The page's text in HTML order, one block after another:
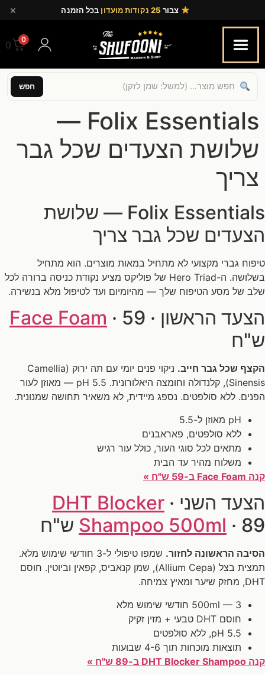
0
0.00
חפש
Folix Essentials —
שלושת הצעדים שכל גבר
צריך
Folix Essentials — שלושת
הצעדים שכל גבר צריך
טיפוח גברי מקצועי לא מתחיל במאות מוצרים. הוא מתחיל
בשלושה. ה-Hero Triad של פוליקס מציע נקודת כניסה ברורה לכל
שלב של מסע הטיפוח שלך — מהיומיום ועד לטיפול מלא בנשירה.
הצעד הראשון · Face Foam · 59
ש"ח
הקצף שכל גבר חייב.
ניקוי פנים יומי עם תה ירוק (Camellia
Sinensis), קלנדולה וחומצה היאלורונית. pH 5.5 — מאוזן לעור
הפנים. ללא סולפטים. נספג מיידית, לא משאיר תחושה שמנונית.
pH מאוזן ל-5.5
ללא סולפטים, פאראבנים
מתאים לכל סוגי העור, כולל עור רגיש
משלוח מהיר עד הבית
קנה Face Foam ב-59 ש"ח »
הצעד השני · DHT Blocker
Shampoo 500ml · 89 ש"ח
הסיבה הראשונה לחזור.
שמפו טיפולי ל-3 חודשי שימוש מלא.
תמצית בצל (Allium Cepa), שמן קנאביס, קפאין וביוטין. חוסם
DHT, מחזק שיער ומאיץ צמיחה.
500ml — 3 חודשי שימוש מלא
חוסם DHT טבעי + מזין זקיק
pH 5.5, ללא סולפטים
תוצאות מוכחות תוך 4-6 שבועות
קנה DHT Blocker Shampoo ב-89 ש"ח »
צבור 25 נקודות מועדון בכל הזמנה ×